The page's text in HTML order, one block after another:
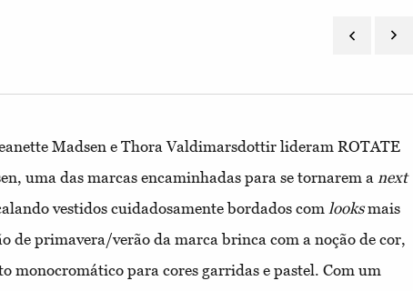
Madsen e Thora Valdimarsdottir lideram ROTATE
uma das marcas encaminhadas para se tornarem a next
vestidos cuidadosamente bordados com looksmais
de primavera/verão da marca brinca com a noção de cor,
monocromático para cores garridas e pastel. Com um